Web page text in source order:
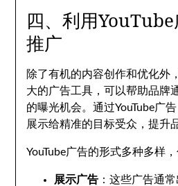
四、利用
推广
除了有机的内容创作和优化外
大的广告工具，可以帮助品牌
的曝光机会。通过YouTube广
展示给精准的目标受众，提升
YouTube广告的形式多种多样，
展示广告 ：这些广告通